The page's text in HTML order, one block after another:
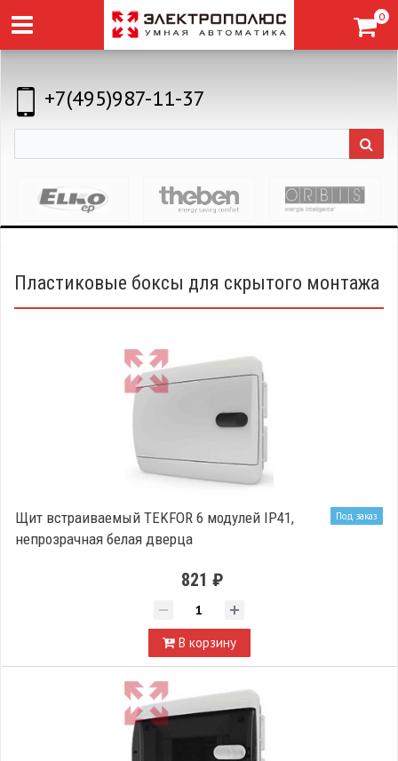
0
+7(495)987-11-37
Пластиковые боксы для скрытого монтажа
Под заказ
Щит встраиваемый TEKFOR 6 модулей IP41,
непрозрачная белая дверца
821 ₽
В корзину